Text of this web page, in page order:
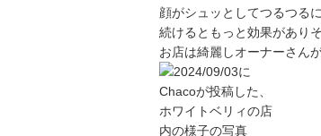
顔がシュッとしてつるつる
続けるともっと効果がありそ
お店は綺麗しオーナーさん